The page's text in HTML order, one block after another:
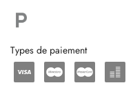
Types de paiement